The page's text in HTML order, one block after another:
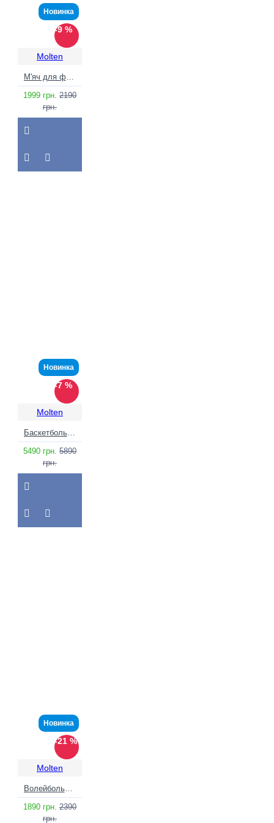
Новинка
-9 %
Molten
1999 грн. 2190
грн.
Новинка
-7 %
Molten
Баскетбольний м'яч Molten B6G5000 (Натуральна шкіра оригінал)
5490 грн. 5890
грн.
Новинка
-21 %
Molten
Волейбольний м'яч Molten V58X-N
1890 грн. 2390
грн.